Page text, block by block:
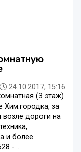
24.10.2017, 15:16
(3 этаж)
Хим.городка, за
дороги на
и более
- ...